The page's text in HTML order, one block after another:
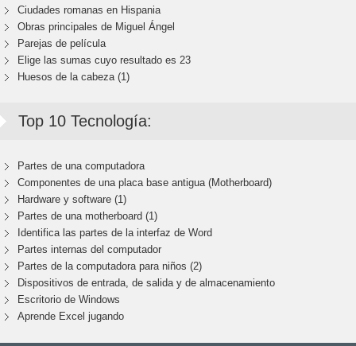
Ciudades romanas en Hispania
Obras principales de Miguel Ángel
Parejas de película
Elige las sumas cuyo resultado es 23
Huesos de la cabeza (1)
Top 10 Tecnología:
Partes de una computadora
Componentes de una placa base antigua (Motherboard)
Hardware y software (1)
Partes de una motherboard (1)
Identifica las partes de la interfaz de Word
Partes internas del computador
Partes de la computadora para niños (2)
Dispositivos de entrada, de salida y de almacenamiento
Escritorio de Windows
Aprende Excel jugando